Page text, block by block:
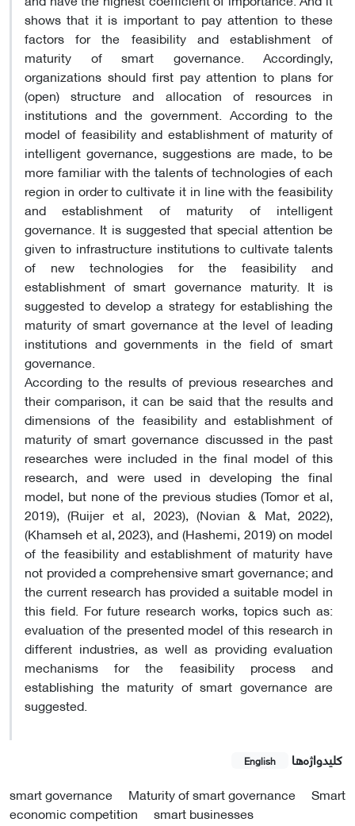
shows that it is important to pay attention to these
factors for the feasibility and establishment of
maturity of smart governance. Accordingly,
organizations should first pay attention to plans for
(open) structure and allocation of resources in
institutions and the government. According to the
model of feasibility and establishment of maturity of
intelligent governance, suggestions are made, to be
more familiar with the talents of technologies of each
region in order to cultivate it in line with the feasibility
and establishment of maturity of intelligent
governance. It is suggested that special attention be
given to infrastructure institutions to cultivate talents
of new technologies for the feasibility and
establishment of smart governance maturity. It is
suggested to develop a strategy for establishing the
maturity of smart governance at the level of leading
institutions and governments in the field of smart
governance.
According to the results of previous researches and
their comparison, it can be said that the results and
dimensions of the feasibility and establishment of
maturity of smart governance discussed in the past
researches were included in the final model of this
research, and were used in developing the final
model, but none of the previous studies (Tomor et al,
2019), (Ruijer et al, 2023), (Novian & Mat, 2022),
(Khamseh et al, 2023), and (Hashemi, 2019) on model
of the feasibility and establishment of maturity have
not provided a comprehensive smart governance; and
the current research has provided a suitable model in
this field. For future research works, topics such as:
evaluation of the presented model of this research in
different industries, as well as providing evaluation
mechanisms for the feasibility process and
establishing the maturity of smart governance are
suggested.
کلیدواژه‌ها English
smart governance Maturity of smart governance
Smart
economic competition
smart businesses